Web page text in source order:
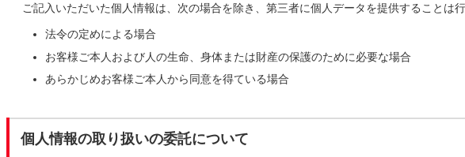
ご記入いただいた個人情報は、次の場合を除き、第三者に個人データを提供することは行
法令の定めによる場合
お客様ご本人および人の生命、身体または財産の保護のために必要な場合
あらかじめお客様ご本人から同意を得ている場合
個人情報の取り扱いの委託について